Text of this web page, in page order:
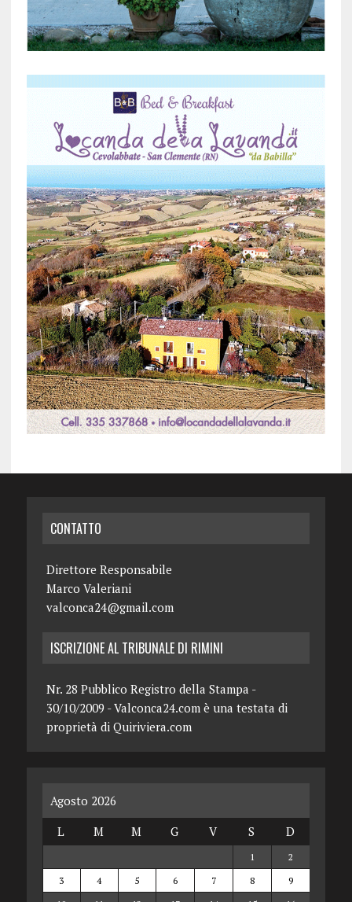
CONTATTO
Direttore Responsabile
Marco Valeriani
valconca24@gmail.com
ISCRIZIONE AL TRIBUNALE DI RIMINI
Nr. 28 Pubblico Registro della Stampa -
30/10/2009 - Valconca24.com è una testata di
proprietà di Quiriviera.com
Agosto 2026
L
M M G V S D
1
2
3
4 5 6 7 8
9